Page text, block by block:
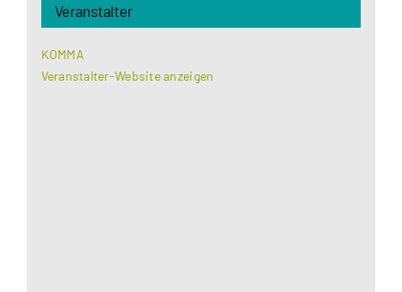
Veranstalter
KOMMA
Veranstalter-Website anzeigen